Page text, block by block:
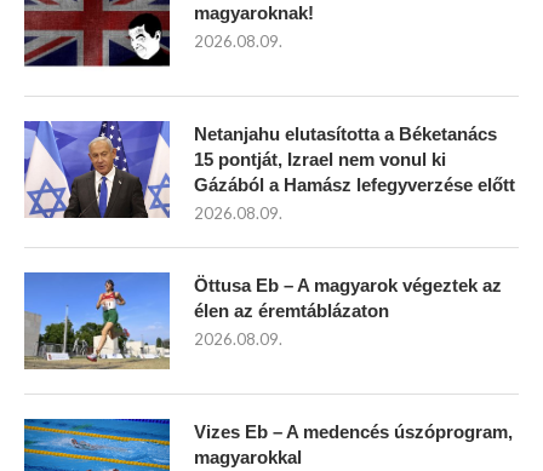
magyaroknak!
2026.08.09.
Netanjahu elutasította a Béketanács
15 pontját, Izrael nem vonul ki
Gázából a Hamász lefegyverzése előtt
2026.08.09.
Öttusa Eb – A magyarok végeztek az
élen az éremtáblázaton
2026.08.09.
Vizes Eb – A medencés úszóprogram,
magyarokkal